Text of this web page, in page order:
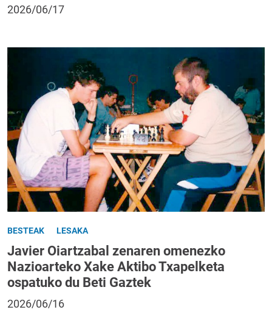
2026/06/17
BESTEAK LESAKA
Javier Oiartzabal zenaren omenezko
Nazioarteko Xake Aktibo Txapelketa
ospatuko du Beti Gaztek
2026/06/16